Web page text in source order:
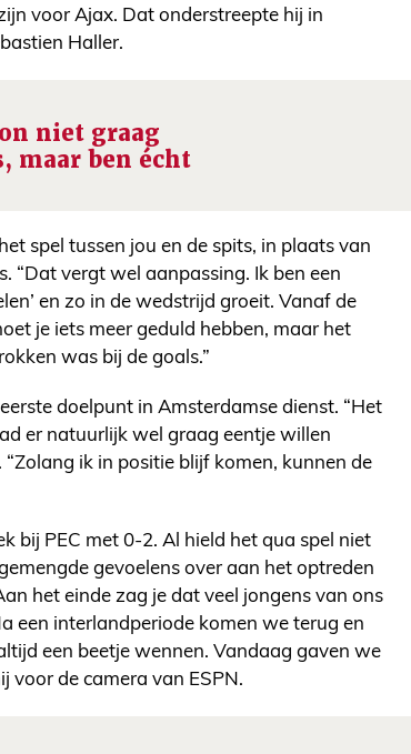
voor Ajax. Dat onderstreepte hij in
Haller.
niet graag
maar ben écht
spel tussen jou en de spits, in plaats van
“Dat vergt wel aanpassing. Ik ben een
en zo in de wedstrijd groeit. Vanaf de
je iets meer geduld hebben, maar het
was bij de goals.”
doelpunt in Amsterdamse dienst. “Het
er natuurlijk wel graag eentje willen
ik in positie blijf komen, kunnen de
bij PEC met 0-2. Al hield het qua spel niet
gevoelens over aan het optreden
het einde zag je dat veel jongens van ons
een interlandperiode komen we terug en
een beetje wennen. Vandaag gaven we
voor de camera van ESPN.